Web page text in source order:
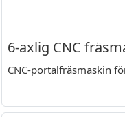
6-axlig CNC
CNC-portalfräsmaskin